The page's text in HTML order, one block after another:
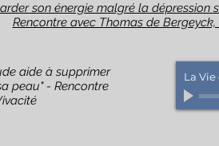
son énergie malgré la dépression
Rencontre avec Thomas de Bergeyck,
aide à supprimer
peau" - Rencontre
La